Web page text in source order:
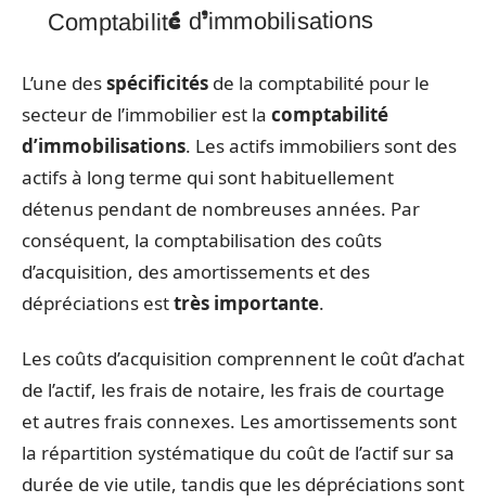
Comptabilité d’immobilisations
L’une desspécificités de la comptabilité pour le
secteur de l’immobilier est la comptabilité
d’immobilisations. Les actifs immobiliers sont des
actifs à long terme qui sont habituellement
détenus pendant de nombreuses années. Par
conséquent, la comptabilisation des coûts
d’acquisition, des amortissements et des
dépréciations esttrès importante.
Les coûts d’acquisition comprennent le coût d’achat
de l’actif, les frais de notaire, les frais de courtage
et autres frais connexes. Les amortissements sont
la répartition systématique du coût de l’actif sur sa
durée de vie utile, tandis que les dépréciations sont